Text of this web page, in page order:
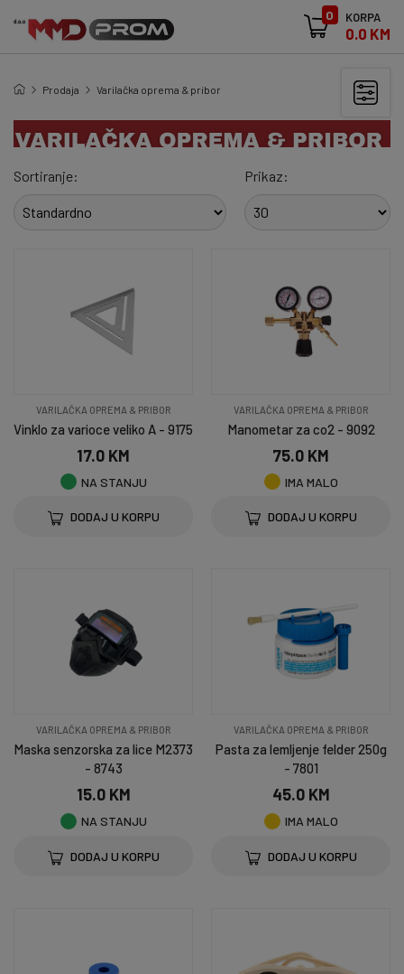
0 KORPA
0.0 KM
Prodaja Varilačka oprema & pribor
Sortiranje: Prikaz:
VARILAČKA OPREMA & PRIBOR
Vinklo za varioce veliko A - 9175
17.0 KM
NA STANJU
DODAJ U KORPU
VARILAČKA OPREMA & PRIBOR
Manometar za co2 - 9092
75.0 KM
IMA MALO
DODAJ U KORPU
VARILAČKA OPREMA & PRIBOR
Maska senzorska za lice M2373
- 8743
15.0 KM
NA STANJU
DODAJ U KORPU
VARILAČKA OPREMA & PRIBOR
Pasta za lemljenje felder 250g
- 7801
45.0 KM
IMA MALO
DODAJ U KORPU